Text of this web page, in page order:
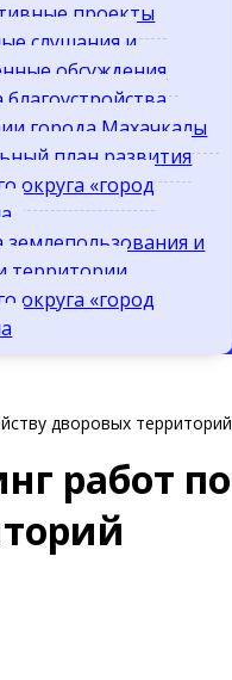
проекты
слушания и
обсуждения
города Махачкалы
план развития
округа «город
землепользования и
территории
округа «город
дворовых территорий
работ по